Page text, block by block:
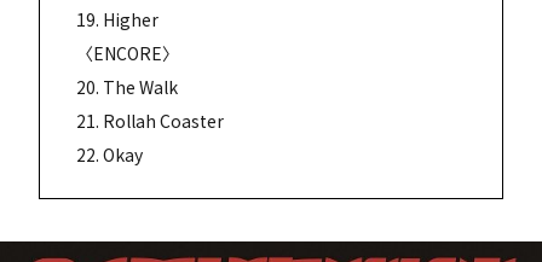
19. Higher
〈ENCORE〉
20. The Walk
21. Rollah Coaster
22. Okay